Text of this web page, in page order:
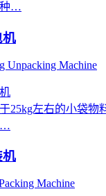
种…
机
Unpacking Machine
25kg左右的小袋物
…
机
Machine